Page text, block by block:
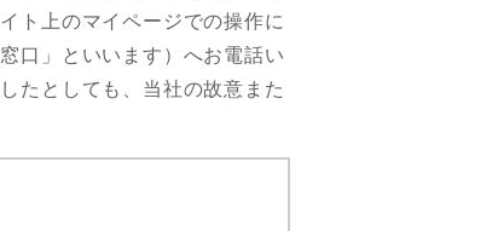
ト上のマイページでの操作に
口」といいます）へお電話い
たとしても、当社の故意また